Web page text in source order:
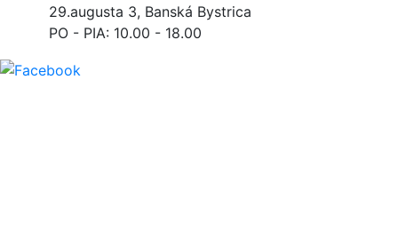
29.augusta 3, Banská Bystrica
PO - PIA: 10.00 - 18.00